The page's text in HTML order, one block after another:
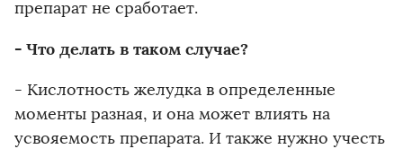
препарат не сработает.
- Что делать в таком случае?
- Кислотность желудка в определенные
моменты разная, и она может влиять на
усвояемость препарата. И также нужно учесть